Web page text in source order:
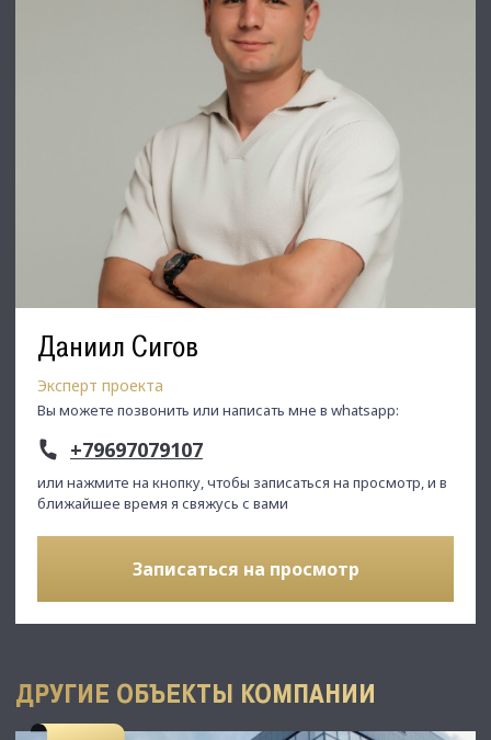
Даниил Сигов
Эксперт проекта
Вы можете позвонить или написать мне в whatsapp:
+79697079107
или нажмите на кнопку, чтобы записаться на просмотр, и в
ближайшее время я свяжусь с вами
Записаться на просмотр
ДРУГИЕ ОБЪЕКТЫ КОМПАНИИ